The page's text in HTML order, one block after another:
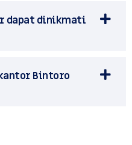
dapat dinikmati
Bintoro